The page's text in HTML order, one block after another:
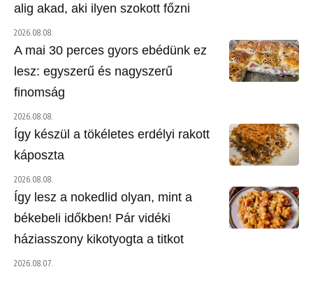
alig akad, aki ilyen szokott főzni
2026.08.08.
A mai 30 perces gyors ebédünk ez
lesz: egyszerű és nagyszerű
finomság
2026.08.08.
Így készül a tökéletes erdélyi rakott
káposzta
2026.08.08.
Így lesz a nokedlid olyan, mint a
békebeli időkben! Pár vidéki
háziasszony kikotyogta a titkot
2026.08.07.